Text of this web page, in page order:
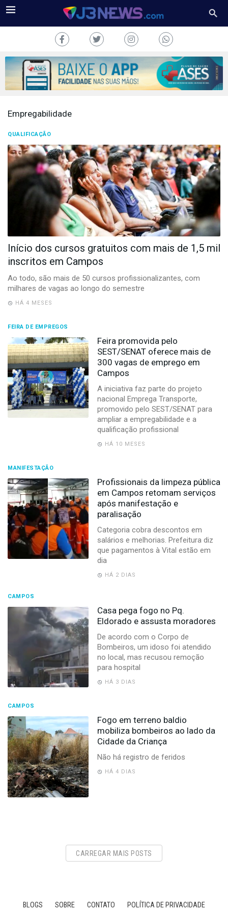
J3NEWS
COLUNAS
FALE
CONOSCO
por
Hesea
Sistemas
Empregabilidade
QUALIFICAÇÃO
Início dos cursos gratuitos com mais de 1,5 mil
inscritos em Campos
Ao todo, são mais de 50 cursos profissionalizantes, com
milhares de vagas ao longo do semestre
HÁ 4 MESES
FEIRA DE EMPREGOS
Feira promovida pelo
SEST/SENAT oferece mais de
300 vagas de emprego em
Campos
A iniciativa faz parte do projeto
nacional Emprega Transporte,
promovido pelo SEST/SENAT para
ampliar a empregabilidade e a
qualificação profissional
HÁ 10 MESES
MANIFESTAÇÃO
Profissionais da limpeza pública
em Campos retomam serviços
após manifestação e
paralisação
Categoria cobra descontos em
salários e melhorias. Prefeitura diz
que pagamentos à Vital estão em
dia
HÁ 2 DIAS
CAMPOS
Casa pega fogo no Pq.
Eldorado e assusta moradores
De acordo com o Corpo de
Bombeiros, um idoso foi atendido
no local, mas recusou remoção
para hospital
HÁ 3 DIAS
CAMPOS
Fogo em terreno baldio
mobiliza bombeiros ao lado da
Cidade da Criança
Não há registro de feridos
HÁ 4 DIAS
CARREGAR MAIS POSTS
BLOGS SOBRE CONTATO POLÍTICA DE PRIVACIDADE